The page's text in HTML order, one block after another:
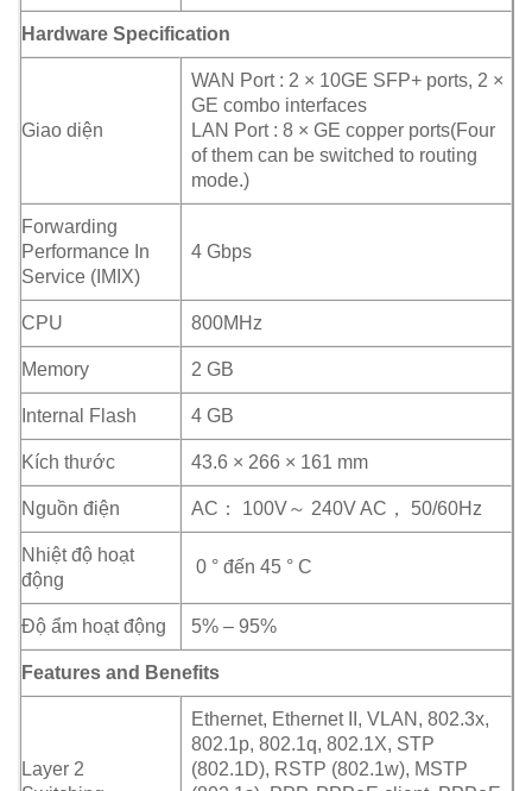
Hardware Specification
Giao diện
WAN Port : 2 × 10GE SFP+ ports, 2 ×
GE combo interfaces
LAN Port : 8 × GE copper ports(Four
of them can be switched to routing
mode.)
Forwarding
Performance In
Service (IMIX)
4 Gbps
CPU 800MHz
Memory 2 GB
Internal Flash 4 GB
Kích thước 43.6 × 266 × 161 mm
Nguồn điện AC： 100V～ 240V AC， 50/60Hz
Nhiệt độ hoạt
động
0 ° đến 45 ° C
Độ ẩm hoạt động 5% – 95%
Features and Benefits
Layer 2
Ethernet, Ethernet II, VLAN, 802.3x,
802.1p, 802.1q, 802.1X, STP
(802.1D), RSTP (802.1w), MSTP